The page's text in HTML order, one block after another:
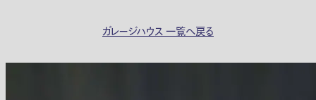
ガレージハウス 一覧へ戻る